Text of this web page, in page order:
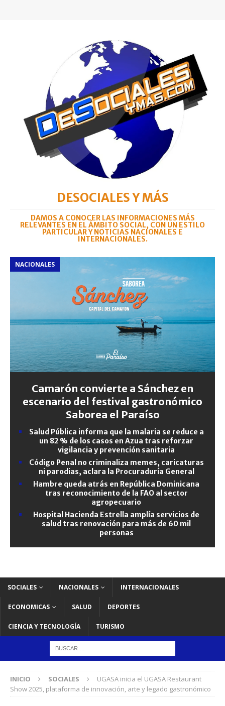
DESOCIALES Y MÁS
DAMOS A CONOCER LAS INFORMACIONES MÁS
RELEVANTES EN EL ÁMBITO SOCIAL, CON UN ESTILO
PARTICULAR Y NOTICIAS NACIONALES E
INTERNACIONALES.
NACIONALES
Camarón convierte a Sánchez en
escenario del festival gastronómico
Saborea el Paraíso
Salud Pública informa que la malaria se reduce a
un 82 % de los casos en Azua tras reforzar
vigilancia y prevención sanitaria
Código Penal no criminaliza memes, caricaturas
ni parodias, aclara la Procuraduría General
Hambre queda atrás en República Dominicana
tras reconocimiento de la FAO al sector
agropecuario
Hospital Hacienda Estrella amplía servicios de
salud tras renovación para más de 60 mil
personas
SOCIALES NACIONALES INTERNACIONALES
ECONOMICAS SALUD DEPORTES
CIENCIA Y TECNOLOGÍA TURISMO
INICIO SOCIALES
UGASA inicia el UGASA Restaurant
Show 2025, plataforma de innovación, arte y legado gastronómico